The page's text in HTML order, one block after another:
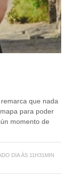
que nada
para poder
momento de
DIA ÀS 11H31MIN